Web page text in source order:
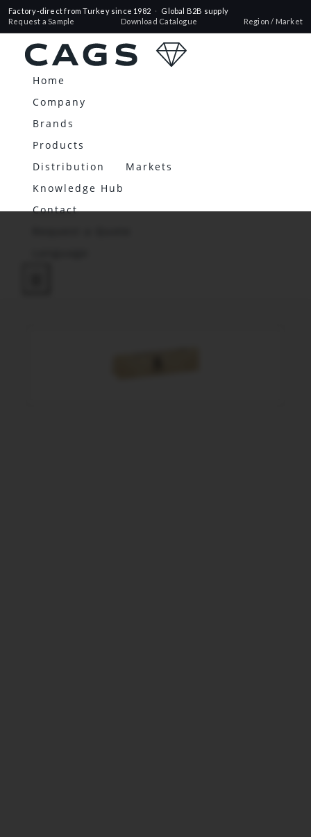
Factory-direct from Turkey since 1982 ·
Global B2B supply
Request a Sample
Download Catalogue Region / Market
Home
Company
Brands
Products
Distribution
Markets
Knowledge Hub
Contact